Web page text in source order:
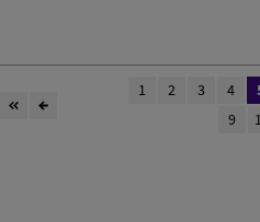
1 2 3 4
9